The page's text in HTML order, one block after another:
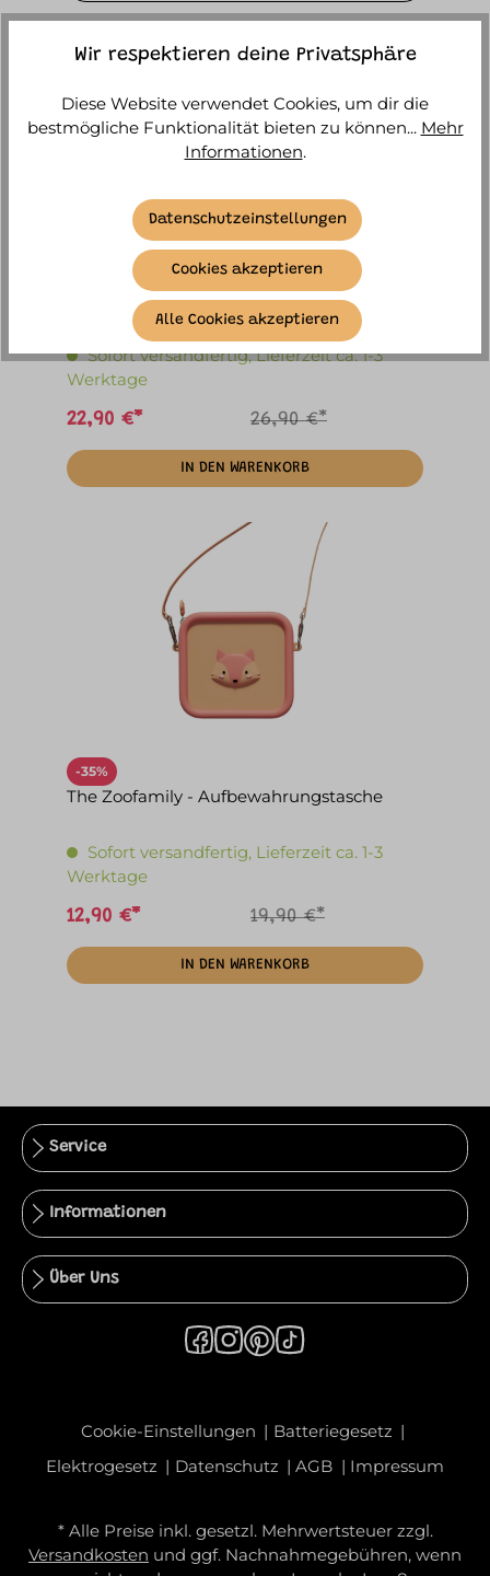
Djeco - Schmuckkästchen Winter
Sofort versandfertig, Lieferzeit ca. 1-3
Werktage
22,90 €* 26,90 €*
IN DEN WARENKORB
-35%
The Zoofamily - Aufbewahrungstasche
Sofort versandfertig, Lieferzeit ca. 1-3
Werktage
12,90 €* 19,90 €*
IN DEN WARENKORB
Service
Informationen
Über Uns
Cookie-Einstellungen
Batteriegesetz
Elektrogesetz
Datenschutz AGB Impressum
* Alle Preise inkl. gesetzl. Mehrwertsteuer zzgl.
Versandkosten und ggf. Nachnahmegebühren, wenn
Wir respektieren deine Privatsphäre
Diese Website verwendet Cookies, um dir die
bestmögliche Funktionalität bieten zu können... Mehr
Informationen.
Datenschutzeinstellungen
Cookies akzeptieren
Alle Cookies akzeptieren